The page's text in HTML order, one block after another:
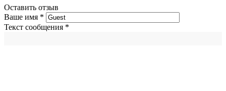
Оставить отзыв
Ваше имя *
Текст сообщения *